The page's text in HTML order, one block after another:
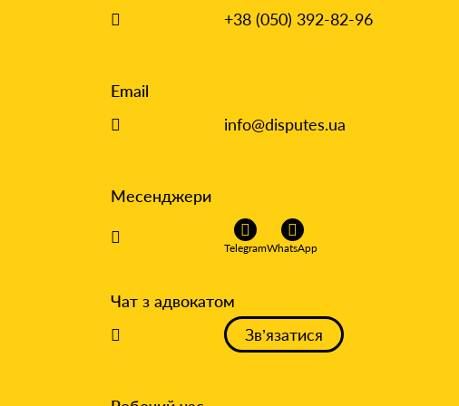
+38 (050) 392-82-96
Email
info@disputes.ua
Месенджери
TelegramWhatsApp
Чат з адвокатом
Зв’язатися